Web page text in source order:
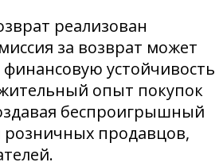
реализован
за возврат может
финансовую устойчивость
опыт покупок
беспроигрышный
розничных продавцов,